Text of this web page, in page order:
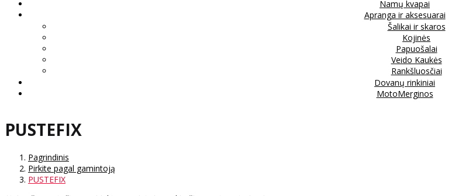
Namų kvapai
Apranga ir aksesuarai
Šalikai ir skaros
Kojinės
Papuošalai
Veido Kaukės
Rankšluosčiai
Dovanų rinkiniai
MotoMerginos
PUSTEFIX
Pagrindinis
Pirkite pagal gamintoją
PUSTEFIX